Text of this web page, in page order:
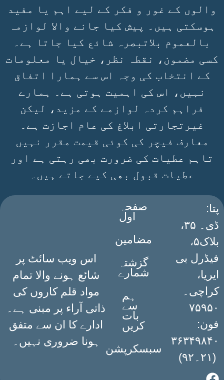
والوں کے غور و فکر کے لیے اہم یا مفید
ہوسکتی ہیں۔ پیش کیا جانے والا لوازمہ
بالعموم بلاتبصرہ شائع کیا جاتا ہے۔
کسی مضمون، نقطہ نظر، خیال یا معلومات
کے انتخاب کی وجہ اس سے ہمارا اتفاق
نہیں، اس کی اہمیت ہوتی ہے۔ ہمارے
فراہم کردہ لوازمے کے مزید، لیکن
غیرتجارتی ابلاغ کی عام اجازت ہے۔
معارف فیچر کی کوئی قیمت مقرر نہیں
تاہم عطیات کی ضرورت بھی رہتی ہے اور
عطیات قبول بھی کیے جاتے ہیں۔
:پتا
ڈی۔ ۳۵،
بلاک۵،
فیڈرل بی
ایریا،
کراچی۔
۷۵۹۵۰
فون:
(۲۱۔۹۲)
صفحہ
اول
مضامین
گزشتہ
شمارے
ہم
سے
بات
کریں
سبسکرپشن
اس ویب سائٹ پر
شائع ہونے والا تمام
مواد قلم کاروں کی
ذاتی آراء پر مبنی ہے۔
ادارے کا ان سے متفق
ہونا ضروری نہیں۔